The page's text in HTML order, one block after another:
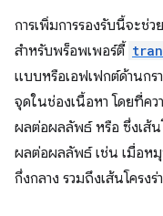
การเพิ่มการรองรับนี้จะช่
สำหรับพร็อพเพอร์ตี้
แบบหรือเอฟเฟกต์ด้านกร
จุดในช่องเนื้อหา โดยที่ค
ผลต่อผลลัพธ์ หรือ ซึ่งเส้น
ผลต่อผลลัพธ์ เช่น เมื่อหมุ
กึ่งกลาง รวมถึงเส้นโครงร่